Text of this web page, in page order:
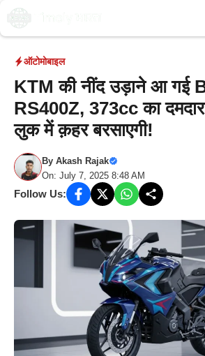
Skip
ऑटोमोबाइल
KTM की नींद उड़ाने आ गई
RS400Z, 373cc का
लुक में क़हर बरसाएगी!
By Akash Rajak
On: July 7, 2025 8:48 AM
Follow Us: